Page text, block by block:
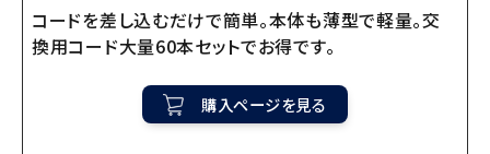
コードを差し込むだけで簡単。本体も薄型で軽量。交
換用コード大量60本セットでお得です。
購入ページを見る